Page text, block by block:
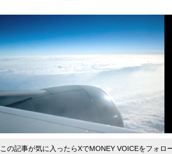
この記事が気に入ったらXでMONEY VOICEをフォロ